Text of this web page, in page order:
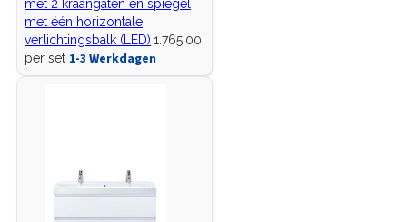
met 2 kraangaten en spiegel
met één horizontale
verlichtingsbalk (LED) 1.765,00
per set 1-3 Werkdagen